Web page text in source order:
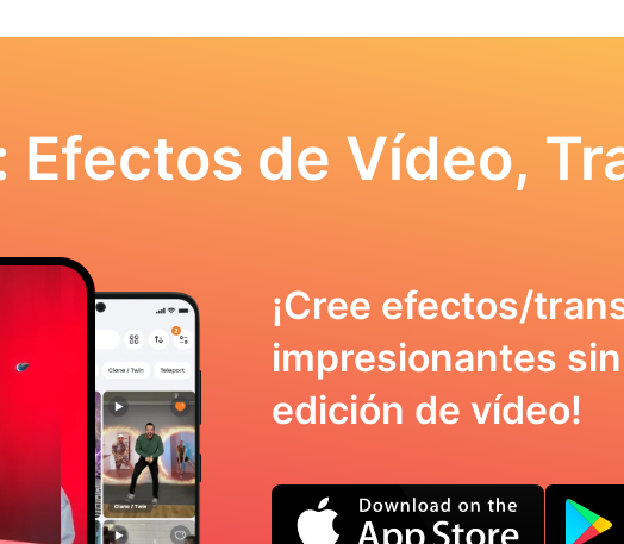
Efectos de Vídeo,
¡Cree efectos/
impresionantes
edición de vídeo!